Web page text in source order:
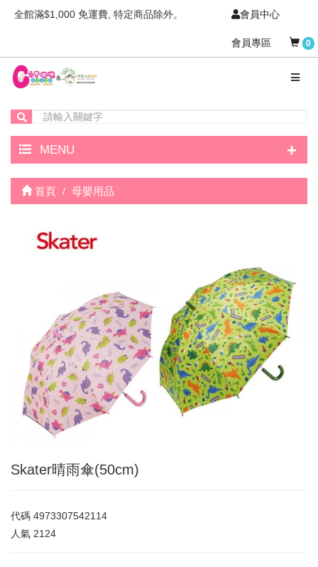
全館滿$1,000 免運費, 特定商品除外。 會員中心
會員專區 0
MENU +
首頁 母嬰用品
Skater晴雨傘(50cm)
代碼 4973307542114
人氣 2124